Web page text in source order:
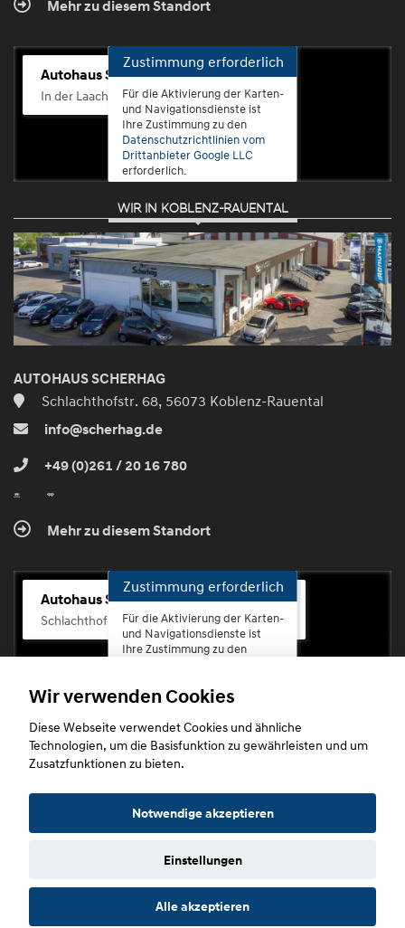
Mehr zu diesem Standort
Autohaus Scherhag
In der Laach 76, 56072 Koblenz-Güls
Zustimmung erforderlich
Für die Aktivierung der Karten-
und Navigationsdienste ist
Ihre Zustimmung zu den
Datenschutzrichtlinien vom
Drittanbieter Google LLC
erforderlich.
Zustimmen
und
aktivieren
WIR IN KOBLENZ-RAUENTAL
AUTOHAUS SCHERHAG
Schlachthofstr. 68, 56073 Koblenz-Rauental
info@scherhag.de
+49 (0)261 / 20 16 780
Mehr zu diesem Standort
Autohaus Scherhag
Schlachthofstr. 68, 56073 Koblenz-Rauental
Zustimmung erforderlich
Für die Aktivierung der Karten-
und Navigationsdienste ist
Ihre Zustimmung zu den
erforderlich.
Zustimmen
Copyright © 2026. Autohaus Scherhag
Datenschutz Impressum
Wir verwenden Cookies
Diese Webseite verwendet Cookies und ähnliche
Technologien, um die Basisfunktion zu gewährleisten und um
Zusatzfunktionen zu bieten.
Notwendige akzeptieren
Einstellungen
Alle akzeptieren